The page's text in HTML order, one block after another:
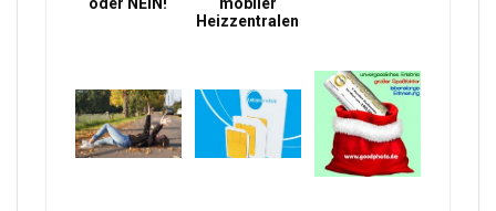
oder NEIN!
mobiler
Heizzentralen